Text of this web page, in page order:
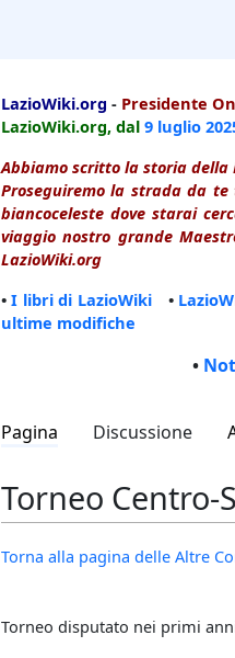
LazioWiki.org - Presidente
LazioWiki.org, dal 9 luglio
Abbiamo scritto la storia della
Proseguiremo la strada da
biancoceleste dove starai
viaggio nostro grande
LazioWiki.org
•I libri di LazioWiki•
ultime modifiche
•
Pagina Discussione
Torneo Centro-
Torna alla pagina delle Altre
Torneo disputato nei primi